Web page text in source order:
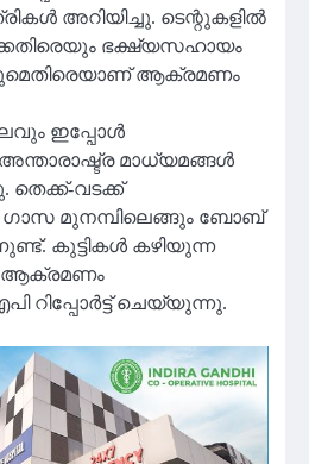
അറിയിച്ചു. ടെന്റുകളിൽ
ഭക്ഷ്യസഹായം
ആക്രമണം
ഇപ്പോൾ
മാധ്യമങ്ങൾ
തെക്ക്-വടക്ക്
ഗാസ മുനമ്പിലെങ്ങും ബോബ്
കുട്ടികൾ കഴിയുന്ന
ആക്രമണം
റിപ്പോർട്ട് ചെയ്യുന്നു.